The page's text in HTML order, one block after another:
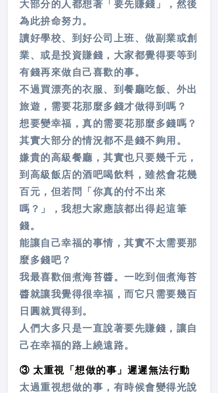
大部分的人都想著「要先賺錢」，然後
為此拚命努力。
讀好學校、到好公司上班、做副業或創
業、或是投資賺錢，大家都覺得要等到
有錢再來做自己喜歡的事。
不過買漂亮的衣服、到餐廳吃飯、外出
旅遊，需要花那麼多錢才做得到嗎？
想要變幸福，真的需要花那麼多錢嗎？
其實大部分的情況都不是錢不夠用。
嫌貴的高級餐廳，其實也只要幾千元，
到高級飯店的酒吧喝飲料，雖然會花幾
百元，但若問「你真的付不出來
嗎？」，我想大家應該都出得起這筆
錢。
能讓自己幸福的事情，其實不太需要那
麼多錢吧？
我最喜歡佃煮海苔醬。一吃到佃煮海苔
醬就讓我覺得很幸福，而它只需要幾百
日圓就買得到。
人們大多只是一直說著要先賺錢，讓自
己在幸福的路上繞遠路。
③ 太重視「想做的事」遲遲無法行動
太過重視想做的事，有時候會變得光說